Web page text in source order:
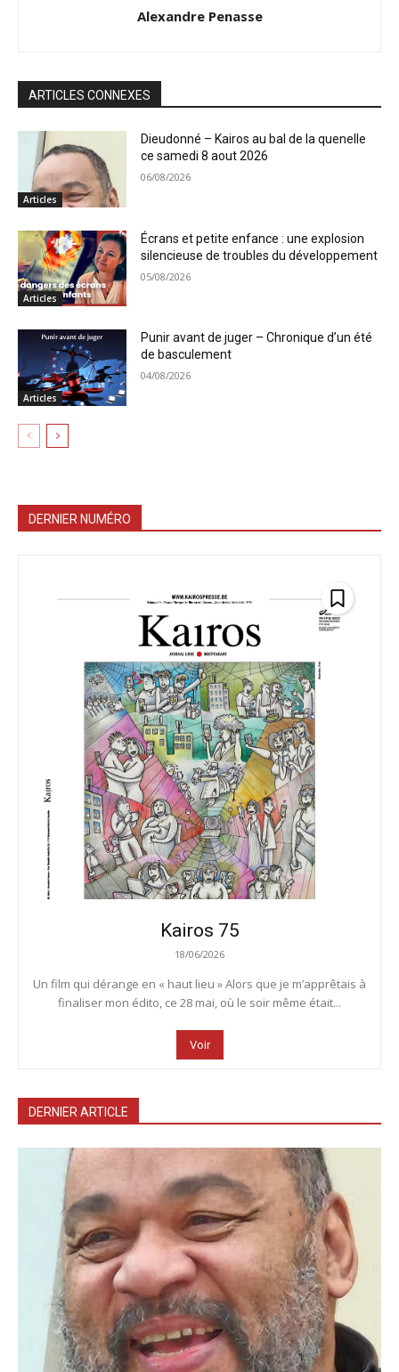
Alexandre Penasse
ARTICLES CONNEXES
Articles
Dieudonné – Kairos au bal de la quenelle
ce samedi 8 aout 2026
06/08/2026
Articles
Écrans et petite enfance : une explosion
silencieuse de troubles du développement
05/08/2026
Articles
Punir avant de juger – Chronique d’un été
de basculement
04/08/2026
DERNIER NUMÉRO
Kairos 75
18/06/2026
Un film qui dérange en « haut lieu » Alors que je m’apprêtais à
finaliser mon édito, ce 28 mai, où le soir même était...
Voir
DERNIER ARTICLE